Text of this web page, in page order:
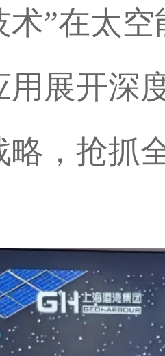
术”在太
用展开深
略，抢抓